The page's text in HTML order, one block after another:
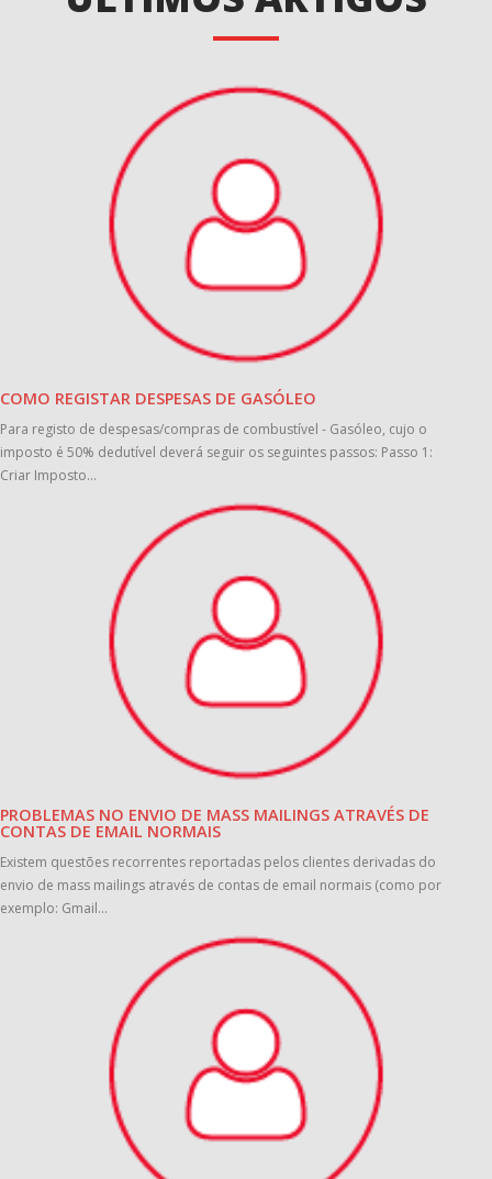
COMO REGISTAR DESPESAS DE GASÓLEO
Para registo de despesas/compras de combustível - Gasóleo, cujo o
imposto é 50% dedutível deverá seguir os seguintes passos: Passo 1:
Criar Imposto...
PROBLEMAS NO ENVIO DE MASS MAILINGS ATRAVÉS DE
CONTAS DE EMAIL NORMAIS
Existem questões recorrentes reportadas pelos clientes derivadas do
envio de mass mailings através de contas de email normais (como por
exemplo: Gmail...